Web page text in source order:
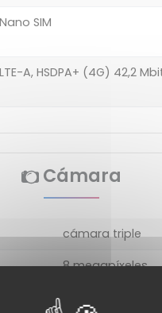
Nano SIM
LTE-A, HSDPA+ (4G) 42,2
Cámara
cámara triple
8 megapíxeles